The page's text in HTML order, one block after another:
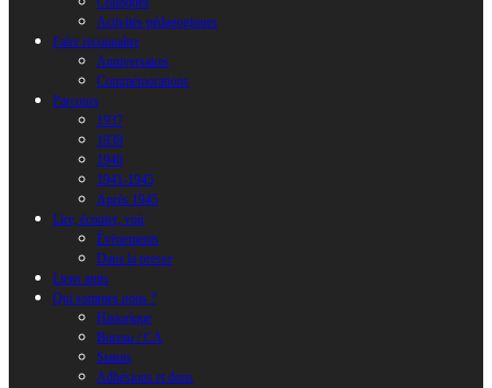
Activités pédagogiques
Faire reconnaître
Anniversaires
Commémorations
Parcours
1937
1939
1940
1941-1945
Après 1945
Lire, écouter, voir
Évènements
Dans la presse
Liens amis
Qui sommes nous ?
Historique
Bureau / CA
Statuts
Adhésions et dons